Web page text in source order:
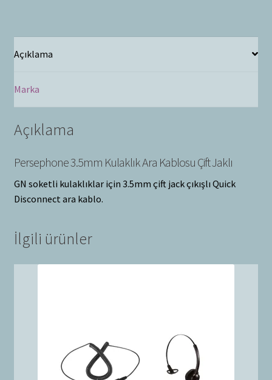
Açıklama
Marka
Açıklama
Persephone 3.5mm Kulaklık Ara Kablosu Çift Jaklı
GN soketli kulaklıklar için 3.5mm çift jack çıkışlı Quick
Disconnect ara kablo.
İlgili ürünler